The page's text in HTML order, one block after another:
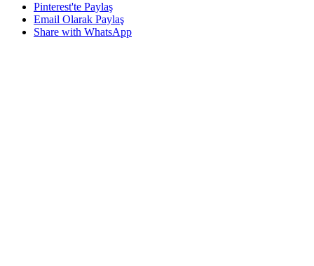
Pinterest'te Paylaş
Email Olarak Paylaş
Share with WhatsApp